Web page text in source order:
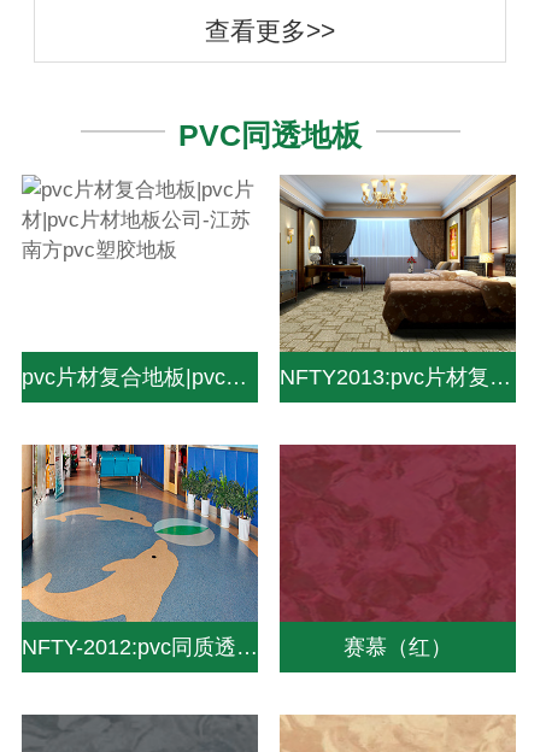
查看更多>>
PVC同透地板
pvc片材复合地板|pvc片材|pvc片材地板公司-江苏南方pvc塑胶地板 NFTY2013:pvc片材复合地板|pvc片材|pvc片材地板公司-中山南方pvc塑胶地板
NFTY-2012:pvc同质透心地板|同质透心地板厂家|同质地板价格-中山南方pvc塑胶地板 赛慕（红）